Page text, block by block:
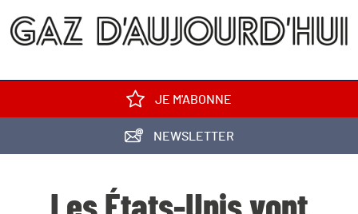
JE M'ABONNE
NEWSLETTER